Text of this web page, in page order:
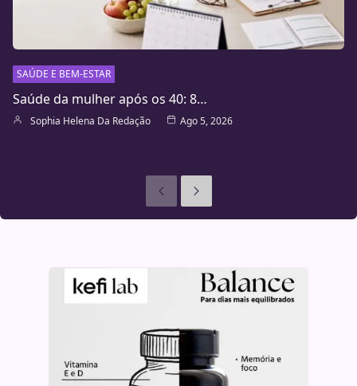
SAÚDE E BEM-ESTAR
Saúde da mulher após os 40: 8…
Sophia Helena Da Redação Ago 5, 2026
AnterioresSeguinte